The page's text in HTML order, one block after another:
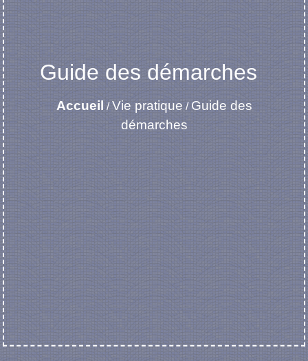
Guide des démarches
Accueil /Vie pratique / Guide des
démarches